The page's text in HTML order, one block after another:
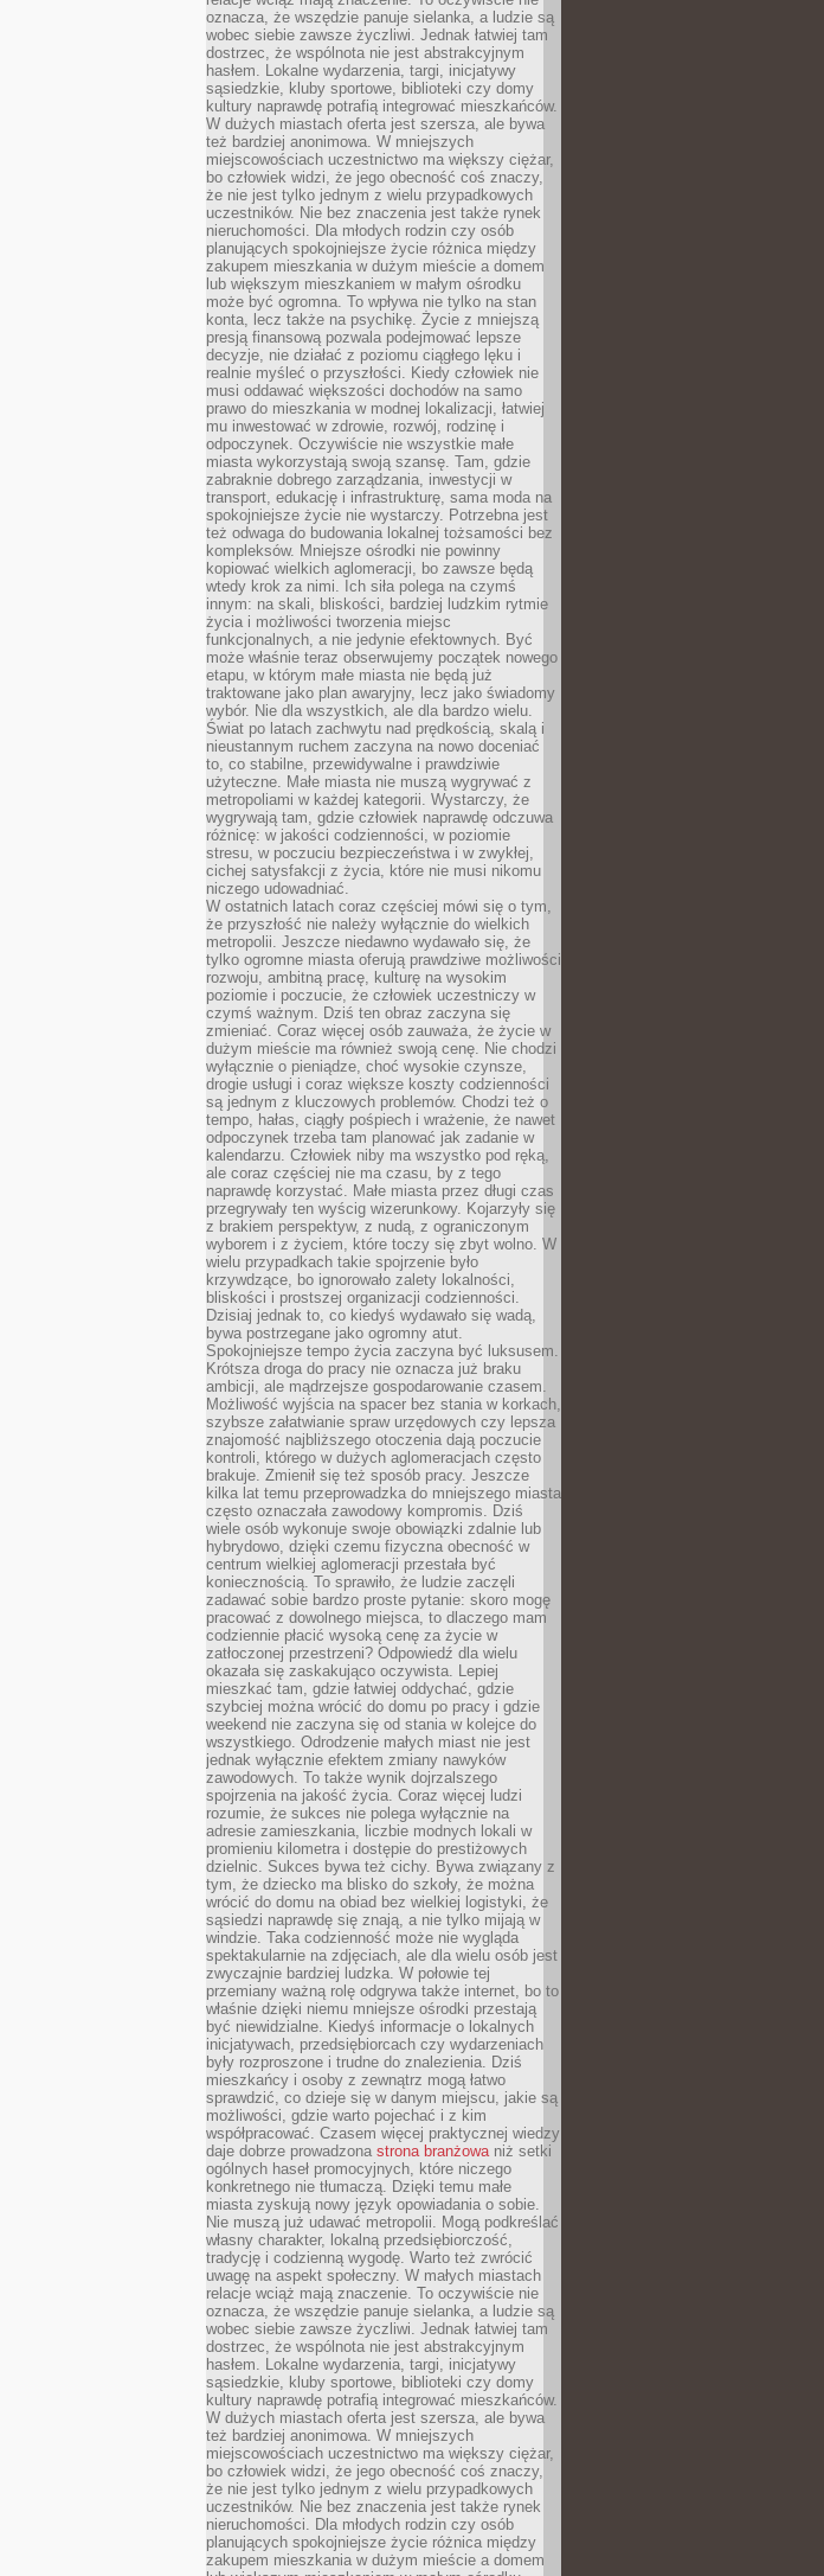
oznacza, że wszędzie panuje sielanka, a ludzie są
wobec siebie zawsze życzliwi. Jednak łatwiej tam
dostrzec, że wspólnota nie jest abstrakcyjnym
hasłem. Lokalne wydarzenia, targi, inicjatywy
sąsiedzkie, kluby sportowe, biblioteki czy domy
kultury naprawdę potrafią integrować mieszkańców.
W dużych miastach oferta jest szersza, ale bywa
też bardziej anonimowa. W mniejszych
miejscowościach uczestnictwo ma większy ciężar,
bo człowiek widzi, że jego obecność coś znaczy,
że nie jest tylko jednym z wielu przypadkowych
uczestników. Nie bez znaczenia jest także rynek
nieruchomości. Dla młodych rodzin czy osób
planujących spokojniejsze życie różnica między
zakupem mieszkania w dużym mieście a domem
lub większym mieszkaniem w małym ośrodku
może być ogromna. To wpływa nie tylko na stan
konta, lecz także na psychikę. Życie z mniejszą
presją finansową pozwala podejmować lepsze
decyzje, nie działać z poziomu ciągłego lęku i
realnie myśleć o przyszłości. Kiedy człowiek nie
musi oddawać większości dochodów na samo
prawo do mieszkania w modnej lokalizacji, łatwiej
mu inwestować w zdrowie, rozwój, rodzinę i
odpoczynek. Oczywiście nie wszystkie małe
miasta wykorzystają swoją szansę. Tam, gdzie
zabraknie dobrego zarządzania, inwestycji w
transport, edukację i infrastrukturę, sama moda na
spokojniejsze życie nie wystarczy. Potrzebna jest
też odwaga do budowania lokalnej tożsamości bez
kompleksów. Mniejsze ośrodki nie powinny
kopiować wielkich aglomeracji, bo zawsze będą
wtedy krok za nimi. Ich siła polega na czymś
innym: na skali, bliskości, bardziej ludzkim rytmie
życia i możliwości tworzenia miejsc
funkcjonalnych, a nie jedynie efektownych. Być
może właśnie teraz obserwujemy początek nowego
etapu, w którym małe miasta nie będą już
traktowane jako plan awaryjny, lecz jako świadomy
wybór. Nie dla wszystkich, ale dla bardzo wielu.
Świat po latach zachwytu nad prędkością, skalą i
nieustannym ruchem zaczyna na nowo doceniać
to, co stabilne, przewidywalne i prawdziwie
użyteczne. Małe miasta nie muszą wygrywać z
metropoliami w każdej kategorii. Wystarczy, że
wygrywają tam, gdzie człowiek naprawdę odczuwa
różnicę: w jakości codzienności, w poziomie
stresu, w poczuciu bezpieczeństwa i w zwykłej,
cichej satysfakcji z życia, które nie musi nikomu
niczego udowadniać.
W ostatnich latach coraz częściej mówi się o tym,
że przyszłość nie należy wyłącznie do wielkich
metropolii. Jeszcze niedawno wydawało się, że
tylko ogromne miasta oferują prawdziwe możliwości
rozwoju, ambitną pracę, kulturę na wysokim
poziomie i poczucie, że człowiek uczestniczy w
czymś ważnym. Dziś ten obraz zaczyna się
zmieniać. Coraz więcej osób zauważa, że życie w
dużym mieście ma również swoją cenę. Nie chodzi
wyłącznie o pieniądze, choć wysokie czynsze,
drogie usługi i coraz większe koszty codzienności
są jednym z kluczowych problemów. Chodzi też o
tempo, hałas, ciągły pośpiech i wrażenie, że nawet
odpoczynek trzeba tam planować jak zadanie w
kalendarzu. Człowiek niby ma wszystko pod ręką,
ale coraz częściej nie ma czasu, by z tego
naprawdę korzystać. Małe miasta przez długi czas
przegrywały ten wyścig wizerunkowy. Kojarzyły się
z brakiem perspektyw, z nudą, z ograniczonym
wyborem i z życiem, które toczy się zbyt wolno. W
wielu przypadkach takie spojrzenie było
krzywdzące, bo ignorowało zalety lokalności,
bliskości i prostszej organizacji codzienności.
Dzisiaj jednak to, co kiedyś wydawało się wadą,
bywa postrzegane jako ogromny atut.
Spokojniejsze tempo życia zaczyna być luksusem.
Krótsza droga do pracy nie oznacza już braku
ambicji, ale mądrzejsze gospodarowanie czasem.
Możliwość wyjścia na spacer bez stania w korkach,
szybsze załatwianie spraw urzędowych czy lepsza
znajomość najbliższego otoczenia dają poczucie
kontroli, którego w dużych aglomeracjach często
brakuje. Zmienił się też sposób pracy. Jeszcze
kilka lat temu przeprowadzka do mniejszego miasta
często oznaczała zawodowy kompromis. Dziś
wiele osób wykonuje swoje obowiązki zdalnie lub
hybrydowo, dzięki czemu fizyczna obecność w
centrum wielkiej aglomeracji przestała być
koniecznością. To sprawiło, że ludzie zaczęli
zadawać sobie bardzo proste pytanie: skoro mogę
pracować z dowolnego miejsca, to dlaczego mam
codziennie płacić wysoką cenę za życie w
zatłoczonej przestrzeni? Odpowiedź dla wielu
okazała się zaskakująco oczywista. Lepiej
mieszkać tam, gdzie łatwiej oddychać, gdzie
szybciej można wrócić do domu po pracy i gdzie
weekend nie zaczyna się od stania w kolejce do
wszystkiego. Odrodzenie małych miast nie jest
jednak wyłącznie efektem zmiany nawyków
zawodowych. To także wynik dojrzalszego
spojrzenia na jakość życia. Coraz więcej ludzi
rozumie, że sukces nie polega wyłącznie na
adresie zamieszkania, liczbie modnych lokali w
promieniu kilometra i dostępie do prestiżowych
dzielnic. Sukces bywa też cichy. Bywa związany z
tym, że dziecko ma blisko do szkoły, że można
wrócić do domu na obiad bez wielkiej logistyki, że
sąsiedzi naprawdę się znają, a nie tylko mijają w
windzie. Taka codzienność może nie wygląda
spektakularnie na zdjęciach, ale dla wielu osób jest
zwyczajnie bardziej ludzka. W połowie tej
przemiany ważną rolę odgrywa także internet, bo to
właśnie dzięki niemu mniejsze ośrodki przestają
być niewidzialne. Kiedyś informacje o lokalnych
inicjatywach, przedsiębiorcach czy wydarzeniach
były rozproszone i trudne do znalezienia. Dziś
mieszkańcy i osoby z zewnątrz mogą łatwo
sprawdzić, co dzieje się w danym miejscu, jakie są
możliwości, gdzie warto pojechać i z kim
współpracować. Czasem więcej praktycznej wiedzy
daje dobrze prowadzona strona branżowaniż setki
ogólnych haseł promocyjnych, które niczego
konkretnego nie tłumaczą. Dzięki temu małe
miasta zyskują nowy język opowiadania o sobie.
Nie muszą już udawać metropolii. Mogą podkreślać
własny charakter, lokalną przedsiębiorczość,
tradycję i codzienną wygodę. Warto też zwrócić
uwagę na aspekt społeczny. W małych miastach
relacje wciąż mają znaczenie. To oczywiście nie
oznacza, że wszędzie panuje sielanka, a ludzie są
wobec siebie zawsze życzliwi. Jednak łatwiej tam
dostrzec, że wspólnota nie jest abstrakcyjnym
hasłem. Lokalne wydarzenia, targi, inicjatywy
sąsiedzkie, kluby sportowe, biblioteki czy domy
kultury naprawdę potrafią integrować mieszkańców.
W dużych miastach oferta jest szersza, ale bywa
też bardziej anonimowa. W mniejszych
miejscowościach uczestnictwo ma większy ciężar,
bo człowiek widzi, że jego obecność coś znaczy,
że nie jest tylko jednym z wielu przypadkowych
uczestników. Nie bez znaczenia jest także rynek
nieruchomości. Dla młodych rodzin czy osób
planujących spokojniejsze życie różnica między
zakupem mieszkania w dużym mieście a domem